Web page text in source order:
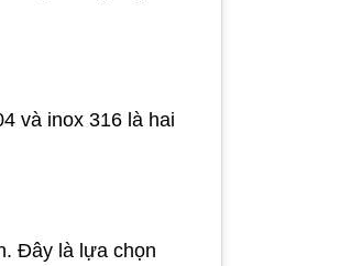
và inox 316 là hai
Đây là lựa chọn